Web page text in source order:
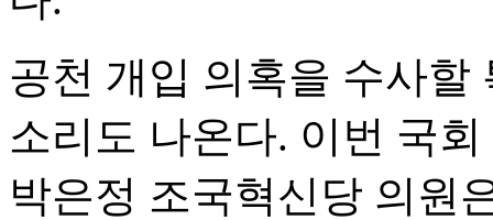
공천 개입 의혹을 수사할
소리도 나온다. 이번 국
박은정 조국혁신당 의원